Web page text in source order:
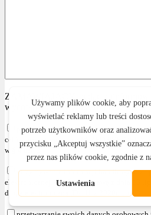
ZAMAWIAJĄCY, będąc
wycofania zgody w każdym czasie,
przetwarzanie swoich danych
celów marketingowych PRZEDSIĘBIORCY,
w § 4 ust. 2
otrzymywanie informacji handlowych za
elektronicznej, zgodnie z ustawą z dnia 18
drogą elektroniczną (Dz. U. z 2020r. poz. 344